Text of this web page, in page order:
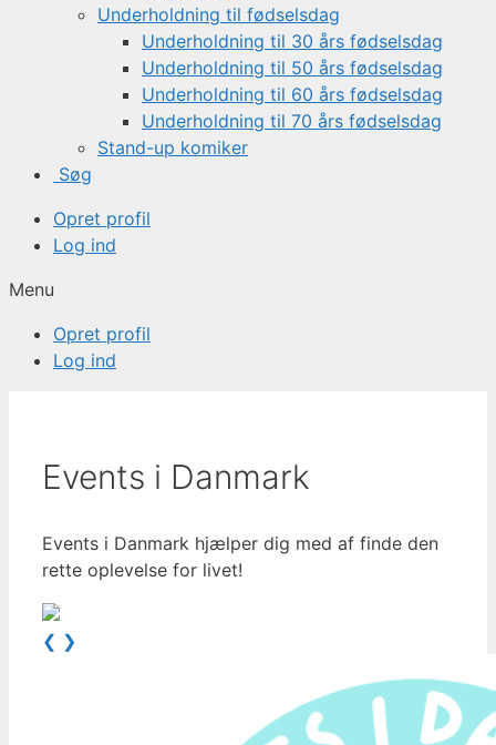
Underholdning til fødselsdag
Underholdning til 30 års fødselsdag
Underholdning til 50 års fødselsdag
Underholdning til 60 års fødselsdag
Underholdning til 70 års fødselsdag
Stand-up komiker
Søg
Opret profil
Log ind
Menu
Opret profil
Log ind
Events i Danmark
Events i Danmark hjælper dig med af finde den
rette oplevelse for livet!
❮ ❯